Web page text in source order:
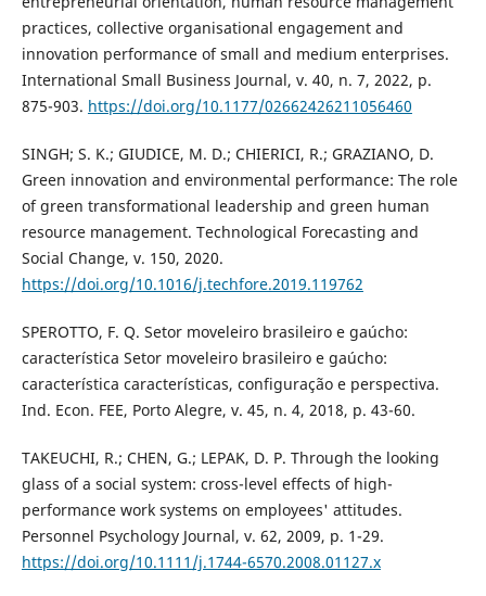
practices, collective organisational engagement and
innovation performance of small and medium enterprises.
International Small Business Journal, v. 40, n. 7, 2022, p.
875-903. https://doi.org/10.1177/02662426211056460
SINGH; S. K.; GIUDICE, M. D.; CHIERICI, R.; GRAZIANO, D.
Green innovation and environmental performance: The role
of green transformational leadership and green human
resource management. Technological Forecasting and
Social Change, v. 150, 2020.
https://doi.org/10.1016/j.techfore.2019.119762
SPEROTTO, F. Q. Setor moveleiro brasileiro e gaúcho:
característica Setor moveleiro brasileiro e gaúcho:
característica características, configuração e perspectiva.
Ind. Econ. FEE, Porto Alegre, v. 45, n. 4, 2018, p. 43-60.
TAKEUCHI, R.; CHEN, G.; LEPAK, D. P. Through the looking
glass of a social system: cross-level effects of high-
performance work systems on employees' attitudes.
Personnel Psychology Journal, v. 62, 2009, p. 1-29.
https://doi.org/10.1111/j.1744-6570.2008.01127.x